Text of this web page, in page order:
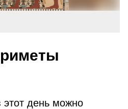
день можно